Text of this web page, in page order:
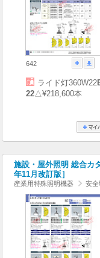
642
ライド灯360W22
22△¥218,600本
施設・屋外照明 総合カ
年11月改訂版］
産業用特殊照明機器 安全